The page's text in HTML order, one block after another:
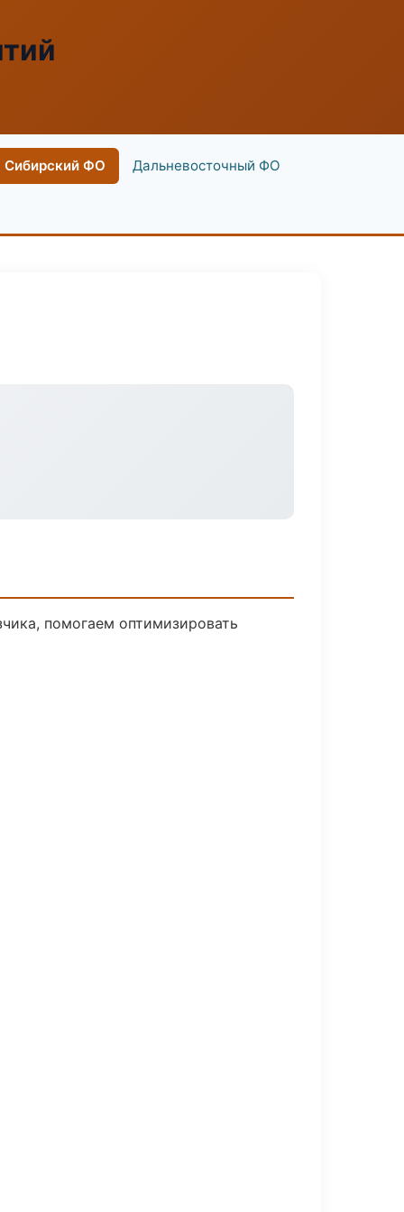
Сибирский ФО Дальневосточный ФО
помогаем оптимизировать